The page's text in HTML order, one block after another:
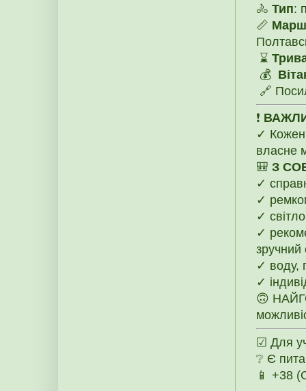
🚴 Тип:
📏
⌛
💰
🔗
❗️
✓ Кожен
власне
🎒 З
✓
✓
✓
✓
зручний
✓ воду,
✓
🙃
☑ Для
❔ Є
📱 +38